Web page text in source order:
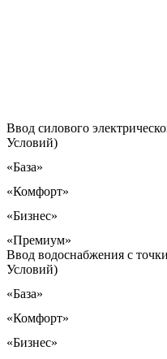
Ввод силового
Условий)
«База»
«Комфорт»
«Бизнес»
«Премиум»
Ввод водоснабжения с
Условий)
«База»
«Комфорт»
«Бизнес»